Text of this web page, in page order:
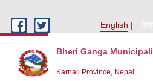
English
Bheri Ganga
Karnali Province, Nepal